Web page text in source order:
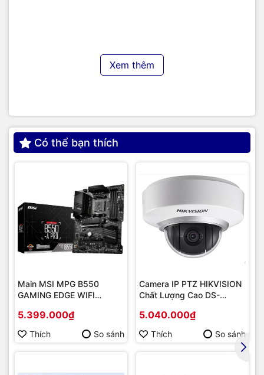
Xem thêm
Có thể bạn thích
Main MSI MPG B550
GAMING EDGE WIFI
Socket AM4/ VGA
onboard)
5.399.000₫
Thích So sánh
Camera IP PTZ HIKVISION
Chất Lượng Cao DS-
5.040.000₫
Thích So sánh